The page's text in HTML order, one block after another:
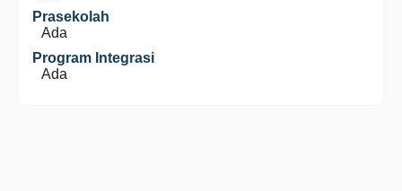
Prasekolah
Ada
Program Integrasi
Ada